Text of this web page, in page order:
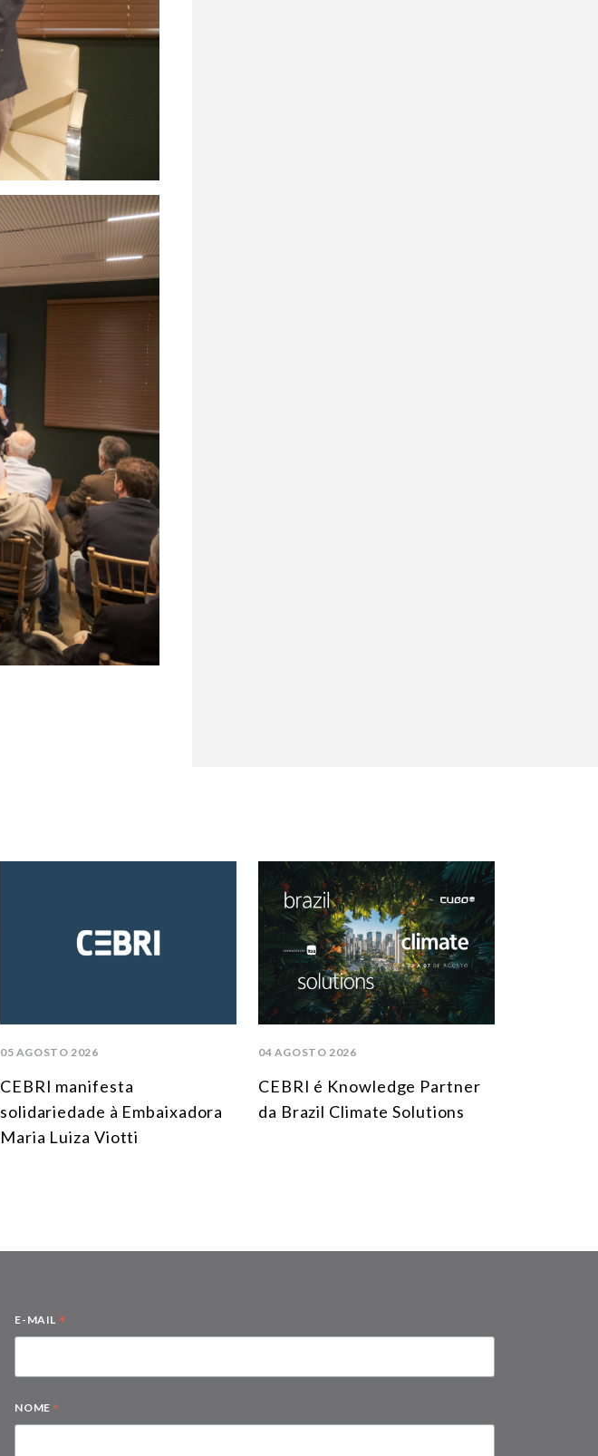
05 AGOSTO 2026
CEBRI manifesta
solidariedade à Embaixadora
Maria Luiza Viotti
04 AGOSTO 2026
CEBRI é Knowledge Partner
da Brazil Climate Solutions
E-MAIL *
NOME *